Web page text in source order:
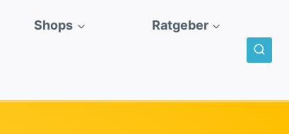
Shops Ratgeber